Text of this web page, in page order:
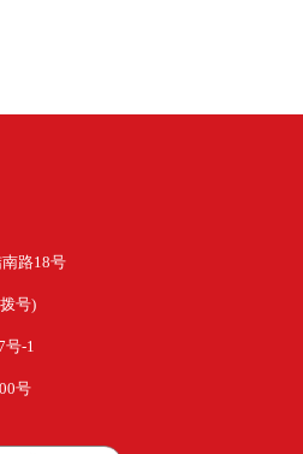
路18号
号)
-1
号